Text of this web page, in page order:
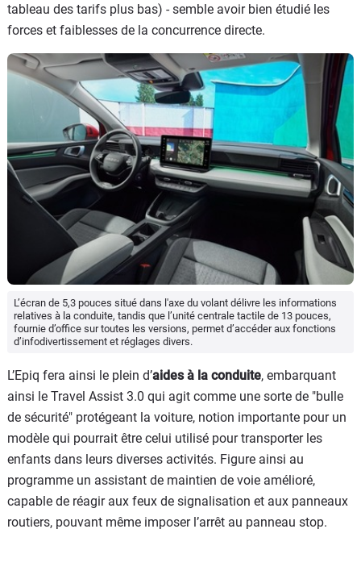
tableau des tarifs plus bas) - semble avoir bien étudié les
forces et faiblesses de la concurrence directe.
L’écran de 5,3 pouces situé dans l'axe du volant délivre les informations
relatives à la conduite, tandis que l’unité centrale tactile de 13 pouces,
fournie d’office sur toutes les versions, permet d’accéder aux fonctions
d’infodivertissement et réglages divers.
L’Epiq fera ainsi le plein d’aides à la conduite, embarquant
ainsi le Travel Assist 3.0 qui agit comme une sorte de "bulle
de sécurité" protégeant la voiture, notion importante pour un
modèle qui pourrait être celui utilisé pour transporter les
enfants dans leurs diverses activités. Figure ainsi au
programme un assistant de maintien de voie amélioré,
capable de réagir aux feux de signalisation et aux panneaux
routiers, pouvant même imposer l’arrêt au panneau stop.